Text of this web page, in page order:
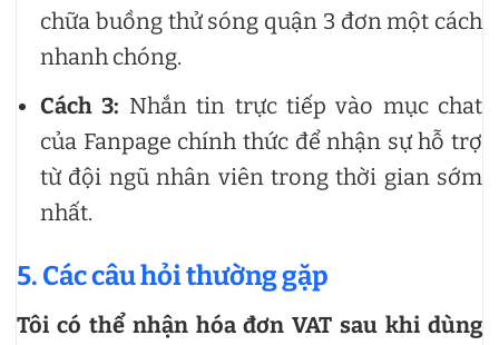
chữa buồng thử sóng quận 3 đơn một cách
nhanh chóng.
Cách 3: Nhắn tin trực tiếp vào mục chat
của Fanpage chính thức để nhận sự hỗ trợ
từ đội ngũ nhân viên trong thời gian sớm
nhất.
5. Các câu hỏi thường gặp
Tôi có thể nhận hóa đơn VAT sau khi dùng